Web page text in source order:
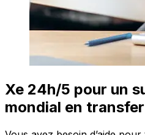
Xe 24h/5 pour un
mondial en